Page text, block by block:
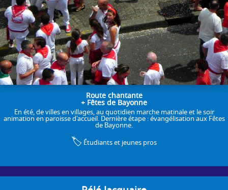
Route chantante
+ Fêtes de Bayonne
En été, de villes en villages, au quotidien marche matinale et le soir
animation en paroisse d'accueil. Dernière étape : évangélisation aux Fêtes
de Bayonne.
🏷️ Étudiants et jeunes pros